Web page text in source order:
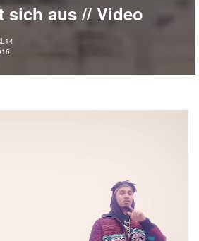
sich aus // Video